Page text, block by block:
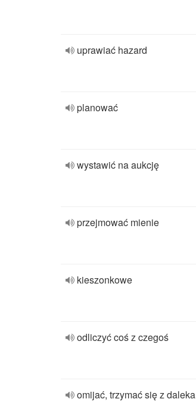
uprawiać hazard
planować
wystawić na aukcję
przejmować mienie
kieszonkowe
odliczyć coś z czegoś
omijać, trzymać się z daleka